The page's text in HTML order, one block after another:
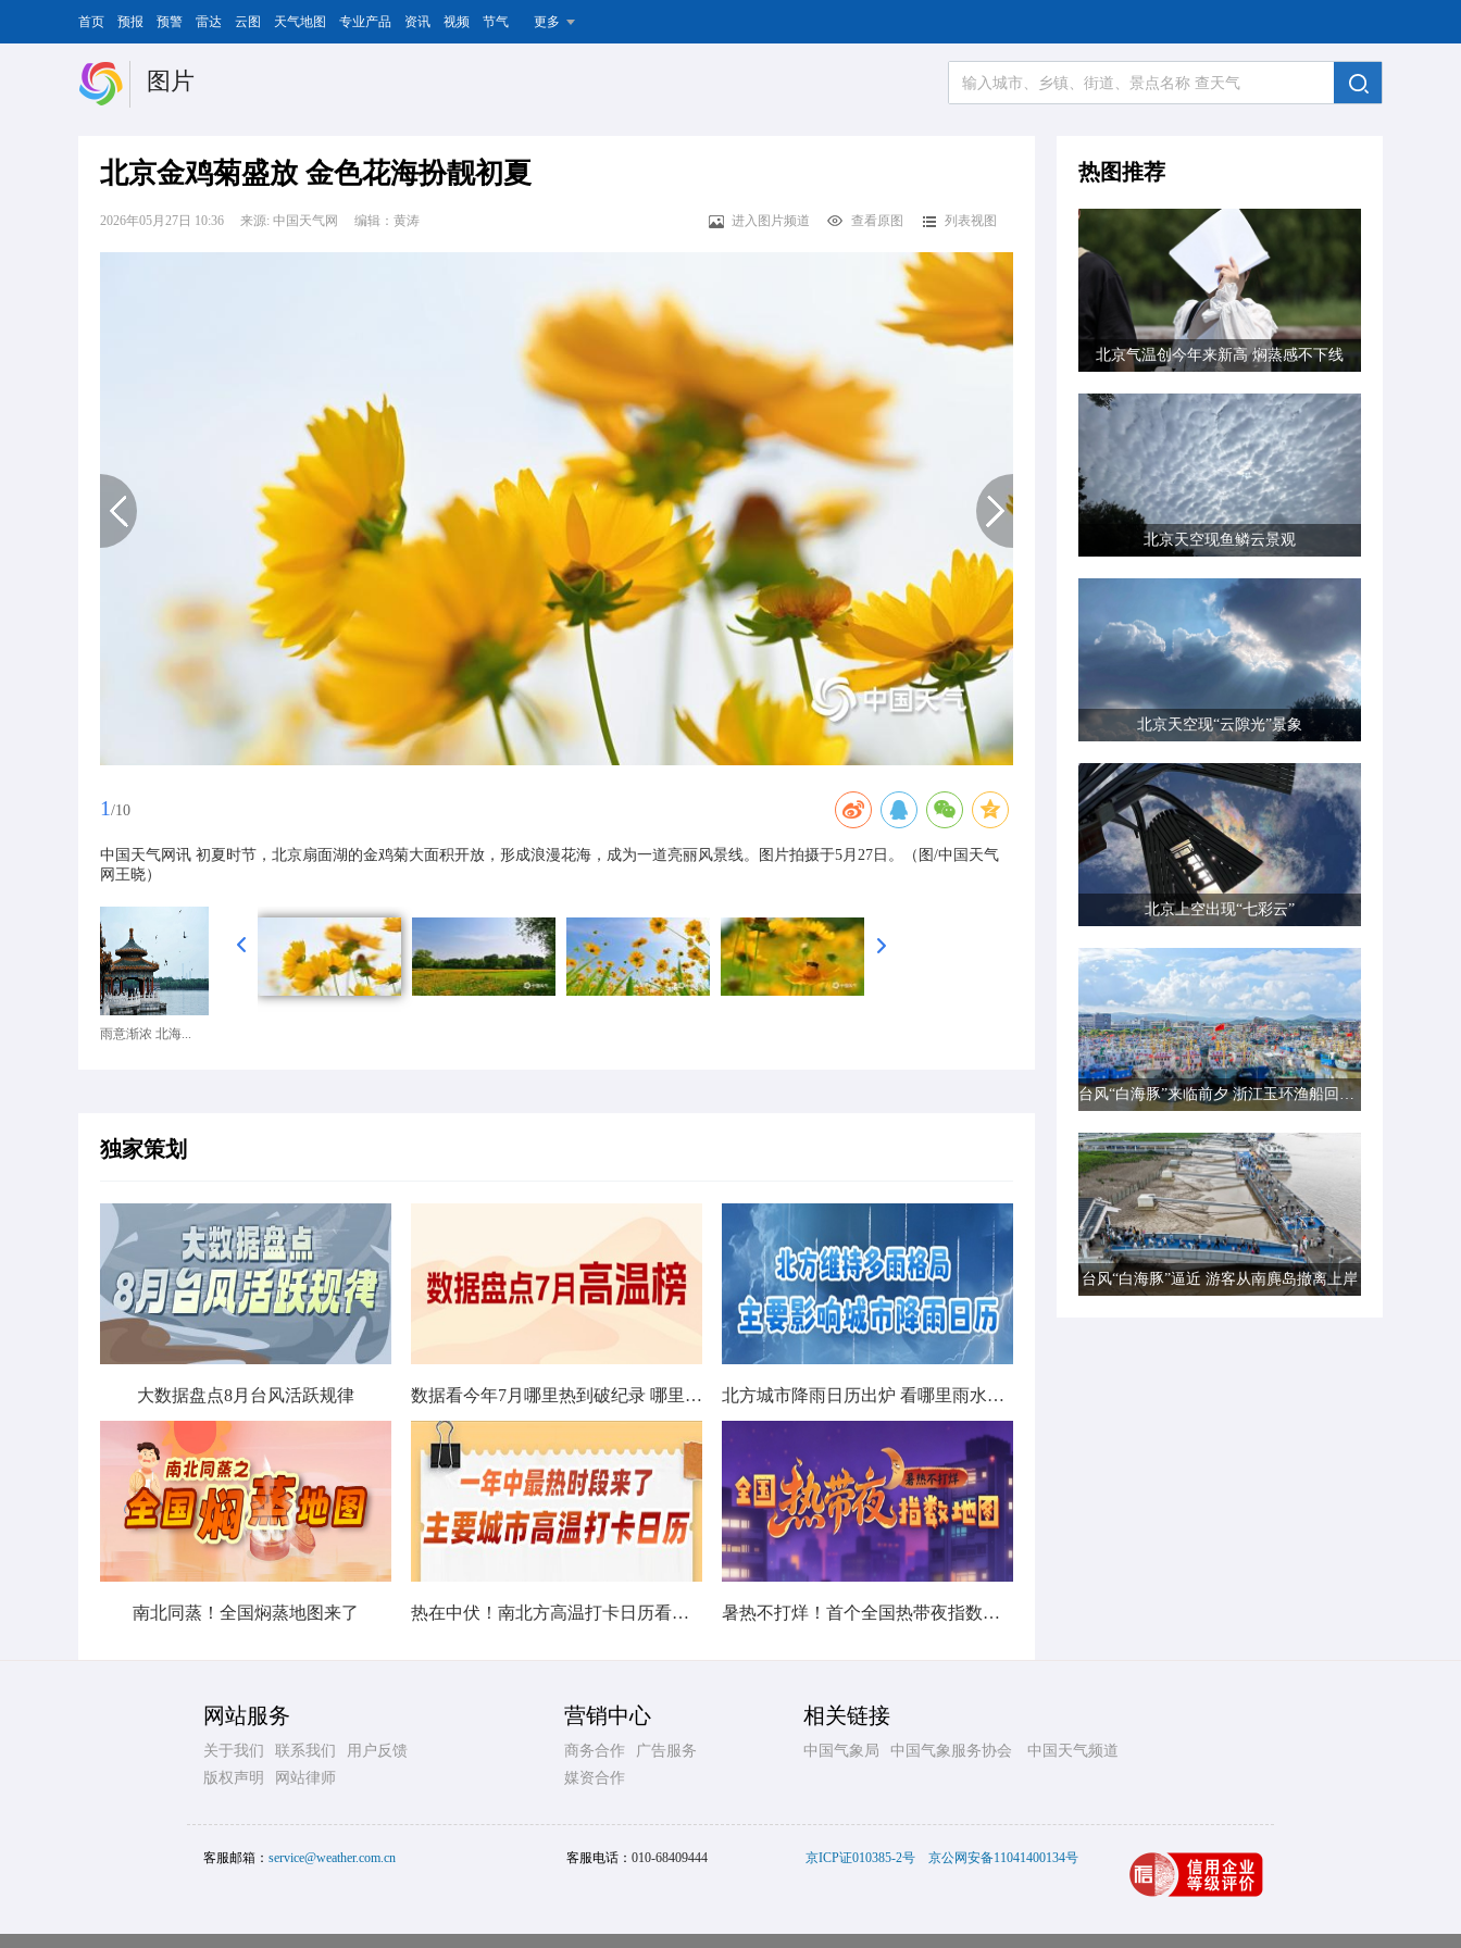
首页 预报 预警 雷达 云图 天气地图 专业产品 资讯 视频 节气 更多
图片
北京金鸡菊盛放 金色花海扮靓初夏
2026年05月27日 10:36 来源: 中国天气网 编辑：黄涛 进入图片频道 查看原图 列表视图
1 /10
中国天气网讯 初夏时节，北京扇面湖的金鸡菊大面积开放，形成浪漫花海，成为一道亮丽风景线。图片拍摄于5月27日。（图/中国天气
网王晓）
雨意渐浓 北海...
独家策划
大数据盘点8月台风活跃规律 数据看今年7月哪里热到破纪录 哪里暑热连轴转 北方城市降雨日历出炉 看哪里雨水超长待机
南北同蒸！全国焖蒸地图来了 热在中伏！南北方高温打卡日历看哪里热力持久 暑热不打烊！首个全国热带夜指数地图发布
热图推荐
北京气温创今年来新高 焖蒸感不下线
北京天空现鱼鳞云景观
北京天空现“云隙光”景象
北京上空出现“七彩云”
台风“白海豚”来临前夕 浙江玉环渔船回港避风
台风“白海豚”逼近 游客从南麂岛撤离上岸
网站服务
关于我们 联系我们
用户反馈
版权声明
网站律师
营销中心
商务合作
广告服务
媒资合作
相关链接
中国气象局 中国气象服务协会 中国天气频道
客服邮箱： service@weather.com.cn 客服电话： 010-68409444 京ICP证010385-2号 京公网安备11041400134号